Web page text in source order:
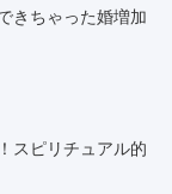
きちゃった婚増加
スピリチュアル的